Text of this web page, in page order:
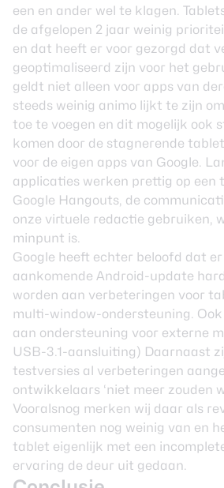
een en ander wel te klagen.
de afgelopen 2 jaar weinig
en dat heeft er voor gezorgd dat
geoptimaliseerd zijn voor het
geldt niet alleen voor apps van
steeds weinig animo lijkt te zijn
toe te voegen en dit mogelijk ook
komen door de stagnerende
voor de eigen apps van Google.
applicaties werken prettig op een
Google Hangouts, de
onze virtuele redactie gebruiken,
minpunt is.
Google heeft echter beloofd dat er
aankomende Android-update
worden aan verbeteringen voor
multi-window-ondersteuning.
aan ondersteuning voor externe
USB-3.1-aansluiting) Daarnaast
testversies al verbeteringen
ontwikkelaars ‘niet meer zouden
Vooralsnog merken wij daar als
consumenten nog weinig van en
tablet eigenlijk met een
ervaring de deur uit gedaan.